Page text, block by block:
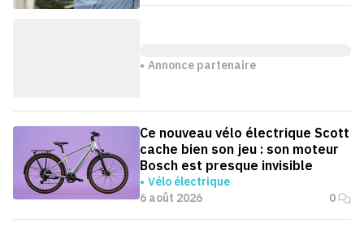
Annonce partenaire
Ce nouveau vélo électrique Scott
cache bien son jeu : son moteur
Bosch est presque invisible
Vélo électrique
6 août 2026
0